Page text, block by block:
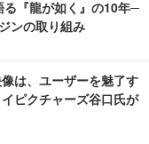
る『龍が如く』の10年─
ンの取り組み
は、ユーザーを魅了す
ピクチャーズ谷口氏が